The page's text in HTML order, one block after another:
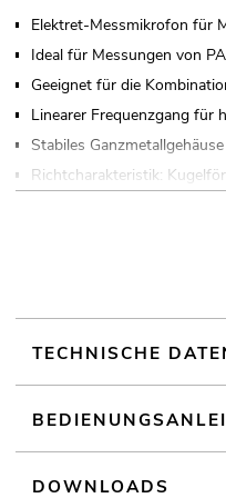
Elektret-Messmikrofon für
Ideal für Messungen von
Geeignet für die
Linearer Frequenzgang für
Stabiles
Richtcharakteristik:
Für Anwendungsgebiete
TECHNISCHE
DOWNLOADS